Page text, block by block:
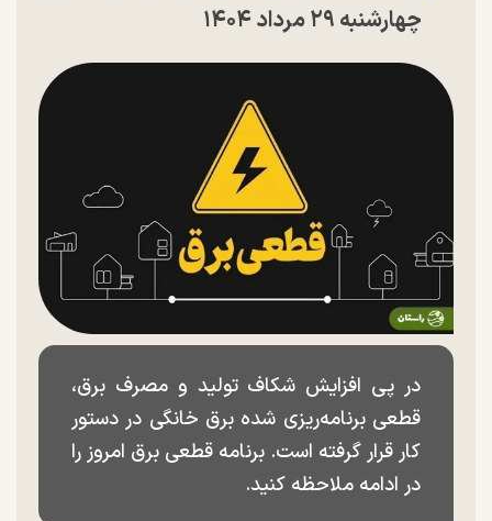
چهارشنبه ۲۹ مرداد ۱۴۰۴
در پی افزایش شکاف تولید و مصرف برق،
قطعی برنامه‌ریزی شده برق خانگی در دستور
کار قرار گرفته است. برنامه قطعی برق امروز را
در ادامه ملاحظه کنید.